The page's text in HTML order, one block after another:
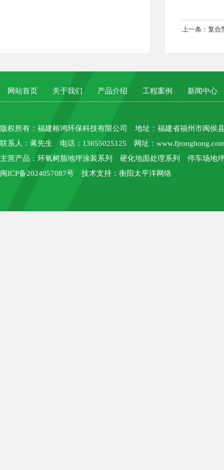
上一条： 复合
网站首页 关于我们 产品介绍 工程案例 新闻中心
版权所有： 福建榕鸿环保科技有限公司
地址：福建省福州市闽侯
联系人：蒋先生 电话：13655025125 网址：
主营产品：环氧树脂地坪涂装系列 硬化地面处理系列 停车场
闽ICP备2024057087号 技术支持： 衡阳太平洋网络